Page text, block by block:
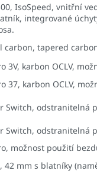
IsoSpeed, vnitřní
integrované
carbon, tapered
3V, karbon OCLV,
37, karbon OCLV,
Switch, odstranitelná
Switch, odstranitelná
možnost použití
42 mm s blatníky